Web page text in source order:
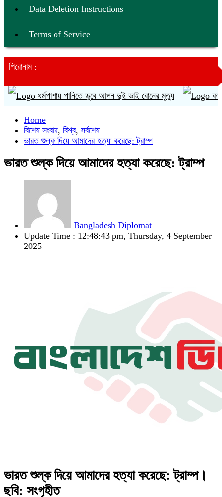
Data Deletion Instructions
Terms of Service
শিরোনাম :
ধর্মপাশায় পানিতে ডুবে আপন দুই ভাই বোনের মৃত্যু কারণ ছাড়াই
Home
বিশেষ সংবাদ, বিশ্ব, সর্বশেষ
ভারত শুল্ক দিয়ে আমাদের হত্যা করেছে: ট্রাম্প
ভারত শুল্ক দিয়ে আমাদের হত্যা করেছে: ট্রাম্প
Bangladesh Diplomat
Update Time : 12:48:43 pm, Thursday, 4 September
2025
ভারত শুল্ক দিয়ে আমাদের হত্যা করেছে: ট্রাম্প।
ছবি: সংগৃহীত